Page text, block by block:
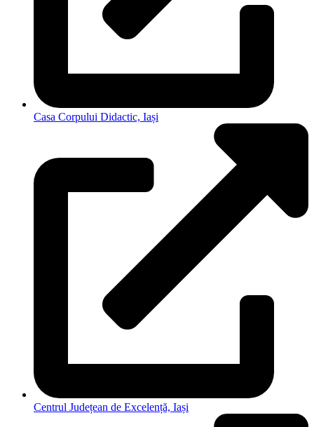
Casa Corpului Didactic, Iași
Centrul Județean de Excelență, Iași